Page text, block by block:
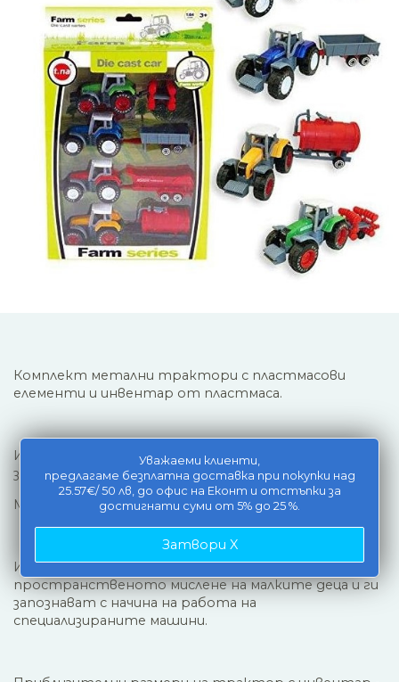
Уважаеми клиенти,
предлагаме безплатна доставка при покупки над
25.57€/ 50 лв, до офис на Еконт и отстъпки за
достигнати суми от 5% до 25 %.
Затвори X
Комплект метални трактори с пластмасови
елементи и инвентар от пластмаса.
Инерционно задвижване - на принципа на
засилването.
Мащаб - 1:64
Играчките развиват сръчността и
пространственото мислене на малките деца и ги
запознават с начина на работа на
специализираните машини.